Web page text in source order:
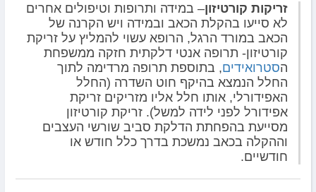
זריקות קורטיזון– במידה ותרופות וטיפולים אחרים
לא סייעו בהקלת הכאב ובמידה ויש הקרנה של
הכאב במורד הרגל, הרופא עשוי להמליץ על זריקת
קורטיזון- תרופה אנטי דלקתית חזקה ממשפחת
הסטרואידים, בתוספת תרופה מרדימה לתוך
החלל הנמצא בהיקף חוט השדרה (החלל
האפידורלי, אותו חלל אליו מזריקים זריקת
אפידורל לפני לידה למשל). זריקת קורטיזון
מסייעת בהפחתת הדלקת סביב שורשי העצבים
וההקלה בכאב נמשכת בדרך כלל חודש או
חודשיים.